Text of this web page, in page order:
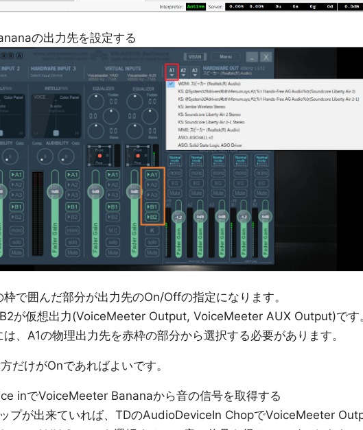
の出力先を設定する
で囲んだ部分が出力先のOn/Offの指定になります。
が仮想出力(VoiceMeeter Output, VoiceMeeter AUX Output)です
、A1の物理出力先を赤枠の部分から選択する必要があります。
だけがOnであればよいです。
inでVoiceMeeter Bananaから音の信号を取得する
プが出来ていれば、TDのAudioDeviceIn ChopでVoiceMeeter